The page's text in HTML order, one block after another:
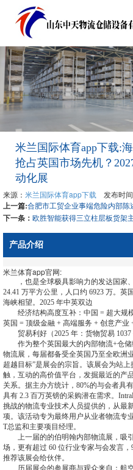
米兰国际体育app下载:
抢占英国市场先机？
动化展
来源： 米兰国际体育app下载 发布时
上一篇:
下一条：
产品介绍
米兰体育app官网:
，也是全球极具影响力的发达国家
24.41 万平方公里，人口约 6923 万。
海峡相望。2025 年中英双边
经济结构高度互补：中国 = 超大规模
英国 = 顶级金融 + 高端服务 + 创意产业
贸易利好（2025 年：货物贸易 1037
作为整个英国最大的内部物流+仓储
物流展，每届都备受全英国乃至全欧洲
超越目标”是展会的宗旨。该展会为站
触，互动的高价值平台，发掘最近的产
关系。据主办方统计，80%的与会者具
具有 2.3 百万英镑的采购潜在需求。
挑战的物流专业技术人员提供的，从最
项。该活动专为最终用户从业者物流专
T总监和主要项目经理。
上一届的的伯明翰内部物流展，吸引
场，更有超过 60 位行业专家与会发言
推荐该展会给伙伴。
历届展会的参展商与观众来自：航空